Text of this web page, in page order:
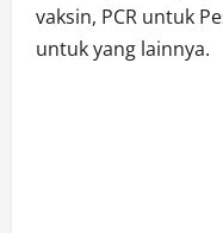
vaksin, PCR untuk
untuk yang lainnya.